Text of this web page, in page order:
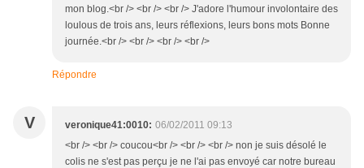
mon blog.<br /> <br /> <br /> J'adore l'humour involontaire des
loulous de trois ans, leurs réflexions, leurs bons mots Bonne
journée.<br /> <br /> <br /> <br />
Répondre
V veronique41:0010: 06/02/2011 09:13
<br /> <br /> coucou<br /> <br /> <br /> non je suis désolé le
colis ne s'est pas perçu je ne l'ai pas envoyé car notre bureau